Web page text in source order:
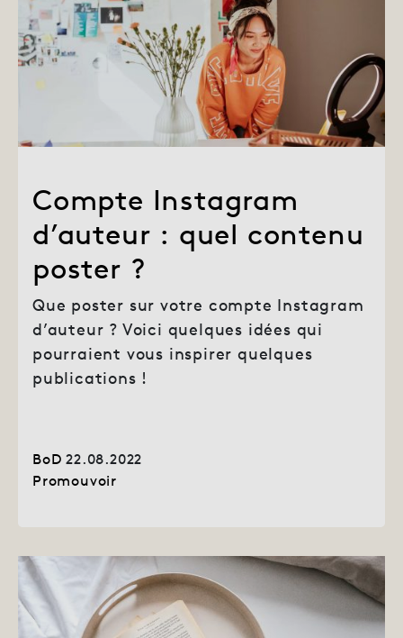
Compte Instagram
d’auteur : quel contenu
poster ?
Que poster sur votre compte Instagram
d’auteur ? Voici quelques idées qui
pourraient vous inspirer quelques
publications !
BoD 22.08.2022
Promouvoir